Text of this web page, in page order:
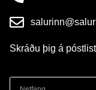
Skráðu þig á